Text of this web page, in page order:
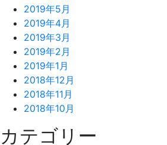
2019年5月
2019年4月
2019年3月
2019年2月
2019年1月
2018年12月
2018年11月
2018年10月
カテゴリー